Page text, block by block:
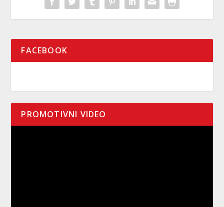
FACEBOOK
PROMOTIVNI VIDEO